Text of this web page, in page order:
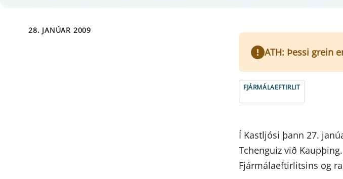
28. JANÚAR 2009
ATH: Þessi grein
FJÁRMÁLAEFTIRLIT
Í Kastljósi þann 27.
Tchenguiz við
Fjármálaeftirlitsins og